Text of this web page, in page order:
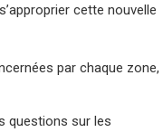
cette nouvelle
par chaque zone,
questions sur les